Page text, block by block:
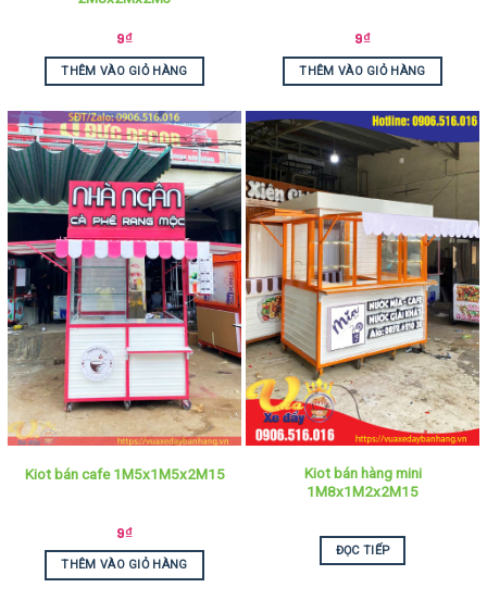
9₫
THÊM VÀO GIỎ HÀNG
9₫
THÊM VÀO GIỎ HÀNG
Kiot bán cafe 1M5x1M5x2M15
9₫
THÊM VÀO GIỎ HÀNG
Kiot bán hàng mini
1M8x1M2x2M15
ĐỌC TIẾP